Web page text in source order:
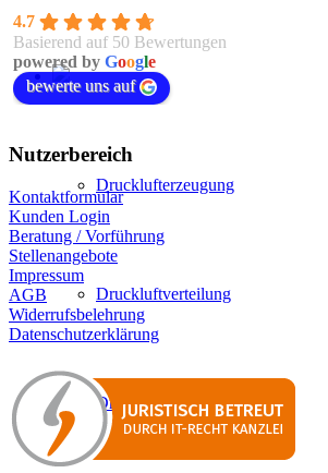
Drucklufterzeugung
Druckluftverteilung
Druckluftaufbereitung
4.7
Basierend auf 50 Bewertungen
powered by Google
bewerte uns auf
Nutzerbereich
Kontaktformular
Kunden Login
Beratung / Vorführung
Stellenangebote
Impressum
AGB
Widerrufsbelehrung
Datenschutzerklärung